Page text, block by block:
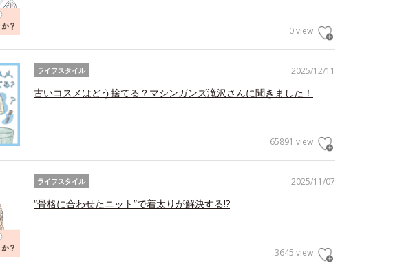
0 view
2025/12/11
ライフスタイル
古いコスメはどう捨てる？マシンガンズ滝沢さんに聞きました！
65891 view
2025/11/07
ライフスタイル
“骨格に合わせたニット”で着太りが解決する!?
3645 view